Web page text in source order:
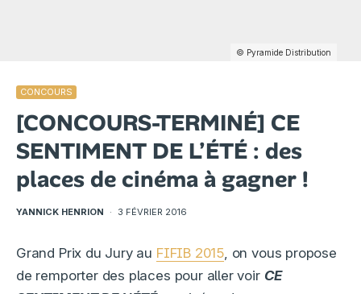
© Pyramide Distribution
CONCOURS
[CONCOURS-TERMINÉ] CE
SENTIMENT DE L’ÉTÉ : des
places de cinéma à gagner !
YANNICK HENRION · 3 FÉVRIER 2016
Grand Prix du Jury au FIFIB 2015 , on vous propose
de remporter des places pour aller voir CE